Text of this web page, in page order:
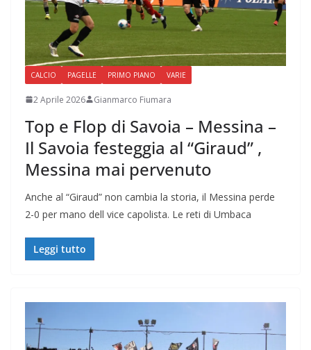
CALCIO PAGELLE PRIMO PIANO VARIE
2 Aprile 2026 Gianmarco Fiumara
Top e Flop di Savoia – Messina –
Il Savoia festeggia al “Giraud” ,
Messina mai pervenuto
Anche al “Giraud” non cambia la storia, il Messina perde
2-0 per mano dell vice capolista. Le reti di Umbaca
Leggi tutto